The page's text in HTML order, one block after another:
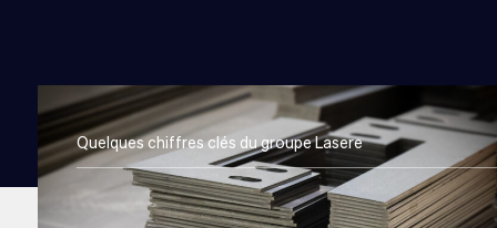
Quelques chiffres clés du groupe Lasere